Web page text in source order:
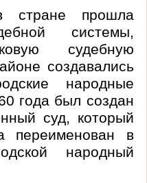
прошла
системы,
судебную
создавались
народные
года был создан
суд, который
переименован в
народный